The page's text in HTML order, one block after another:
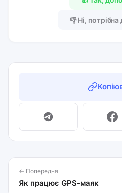
👎 Ні,
← Попередня
Як працює GPS-маяк